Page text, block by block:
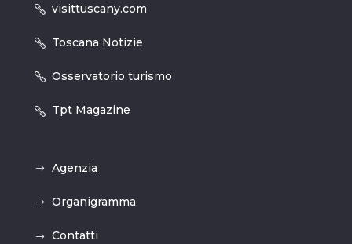
visittuscany.com
Toscana Notizie
Osservatorio turismo
Tpt Magazine
Agenzia
Organigramma
Contatti